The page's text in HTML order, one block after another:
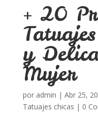
+ 20
y
Mujer
por admin | Abr 25,
Tatuajes chicas | 0